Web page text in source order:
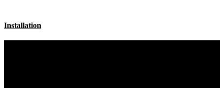
Installation